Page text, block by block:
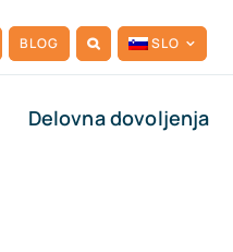
BLOG SLO
Delovna dovoljenja